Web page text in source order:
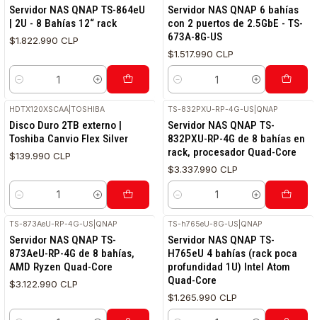
Servidor NAS QNAP TS-864eU
| 2U - 8 Bahías 12“ rack
$1.822.990 CLP
Cantidad
Servidor NAS QNAP 6 bahías
con 2 puertos de 2.5GbE - TS-
673A-8G-US
$1.517.990 CLP
Cantidad
HDTX120XSCAA |TOSHIBA
Disco Duro 2TB externo |
Toshiba Canvio Flex Silver
$139.990 CLP
Cantidad
TS-832PXU-RP-4G-US QNAP
Servidor NAS QNAP TS-
832PXU-RP-4G de 8 bahías en
rack, procesador Quad-Core
$3.337.990 CLP
Cantidad
TS-873AeU-RP-4G-US QNAP
Servidor NAS QNAP TS-
873AeU-RP-4G de 8 bahías,
AMD Ryzen Quad-Core
$3.122.990 CLP
TS-h765eU-8G-US QNAP
Servidor NAS QNAP TS-
H765eU 4 bahías (rack poca
profundidad 1U) Intel Atom
Quad-Core
$1.265.990 CLP